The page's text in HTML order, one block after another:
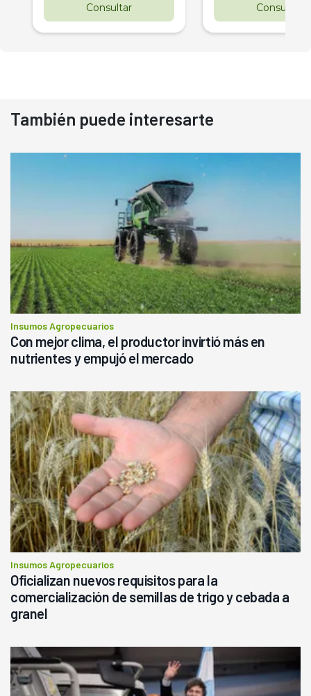
Consultar Consultar
También puede interesarte
Insumos Agropecuarios
Con mejor clima, el productor invirtió más en
nutrientes y empujó el mercado
Insumos Agropecuarios
Oficializan nuevos requisitos para la
comercialización de semillas de trigo y cebada a
granel